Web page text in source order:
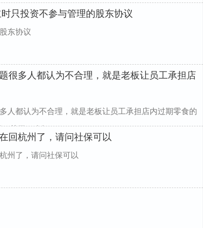
只投资不参与管理的股东协议
东协议
很多人都认为不合理，就是老板让员工承担店
人都认为不合理，就是老板让员工承担店内过期零食的
关于一个问...
回杭州了，请问社保可以
州了，请问社保可以